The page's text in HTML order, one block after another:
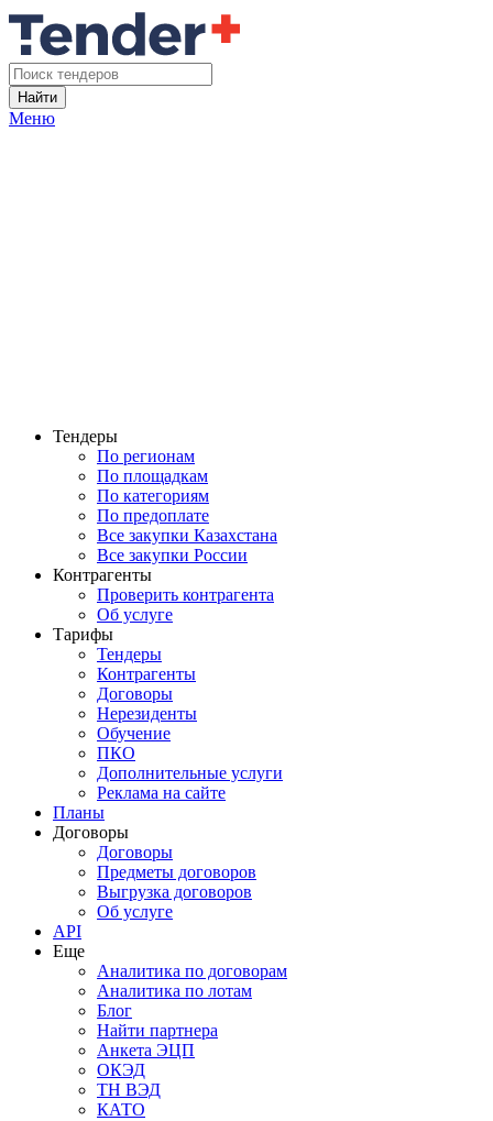
Найти
Меню
Тендеры
По регионам
По площадкам
По категориям
По предоплате
Все закупки Казахстана
Все закупки России
Контрагенты
Проверить контрагента
Об услуге
Тарифы
Тендеры
Контрагенты
Договоры
Нерезиденты
Обучение
ПКО
Дополнительные услуги
Реклама на сайте
Планы
Договоры
Договоры
Предметы договоров
Выгрузка договоров
Об услуге
API
Еще
Аналитика по договорам
Аналитика по лотам
Блог
Найти партнера
Анкета ЭЦП
ОКЭД
ТН ВЭД
КАТО